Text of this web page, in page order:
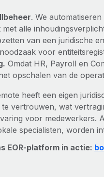
. We
alle
van een juridische
voor
Omdat HR, Payroll en
opschalen van de
heeft een eigen
vertrouwen, wat
voor medewerkers.
specialisten, worden
EOR-platform in actie: